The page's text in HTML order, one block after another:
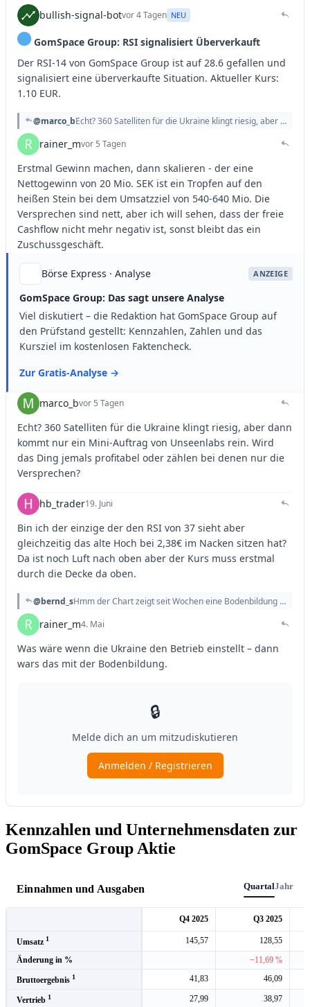
Kennzahlen und Unternehmensdaten zur
GomSpace Group Aktie
Einnahmen und Ausgaben QuartalJahr
Q4 2025 Q3 2025
Umsatz 1 145,57
128,55
Änderung in %
−11,69 %
Bruttoergebnis 1 41,83 46,09
Vertrieb 1 27,99 38,97